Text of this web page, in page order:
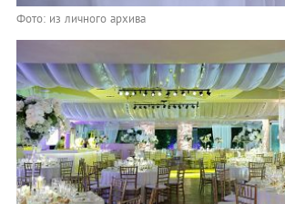
Фото: из личного архива